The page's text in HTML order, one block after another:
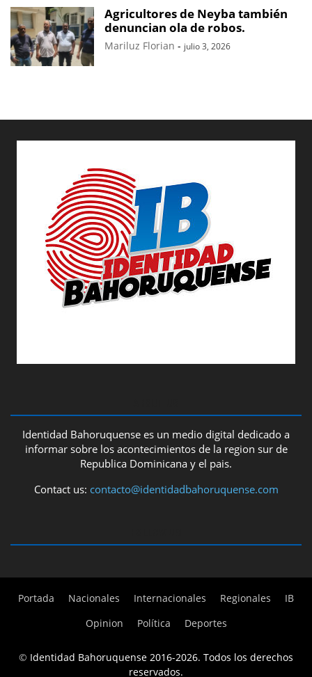
Agricultores de Neyba también
denuncian ola de robos.
Mariluz Florian - julio 3, 2026
Identidad Bahoruquense es un medio digital dedicado a
informar sobre los acontecimientos de la region sur de
Republica Dominicana y el pais.
Contact us: contacto@identidadbahoruquense.com
Portada Nacionales Internacionales Regionales
IB
Opinion
Política Deportes
© Identidad Bahoruquense 2016-2026. Todos los derechos
reservados.